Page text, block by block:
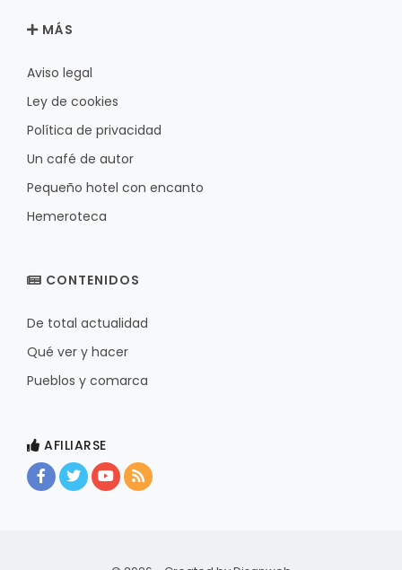
MÁS
Aviso legal
Ley de cookies
Política de privacidad
Un café de autor
Pequeño hotel con encanto
Hemeroteca
CONTENIDOS
De total actualidad
Qué ver y hacer
Pueblos y comarca
AFILIARSE